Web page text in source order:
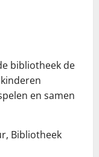
bibliotheek de
en samen
Bibliotheek